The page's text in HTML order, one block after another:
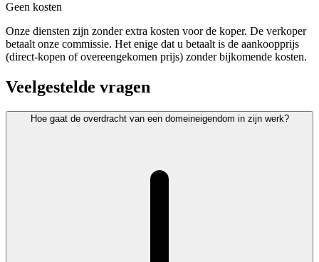
Geen kosten
Onze diensten zijn zonder extra kosten voor de koper. De verkoper
betaalt onze commissie. Het enige dat u betaalt is de aankoopprijs
(direct-kopen of overeengekomen prijs) zonder bijkomende kosten.
Veelgestelde vragen
Hoe gaat de overdracht van een domeineigendom in zijn werk?